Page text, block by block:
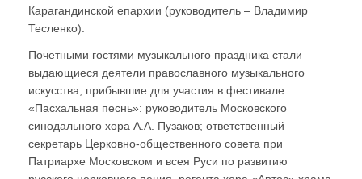
Карагандинской епархии (руководитель – Владимир
Тесленко).
Почетными гостями музыкального праздника стали
выдающиеся деятели православного музыкального
искусства, прибывшие для участия в фестивале
«Пасхальная песнь»: руководитель Московского
синодального хора А.А. Пузаков; ответственный
секретарь Церковно-общественного совета при
Патриархе Московском и всея Руси по развитию